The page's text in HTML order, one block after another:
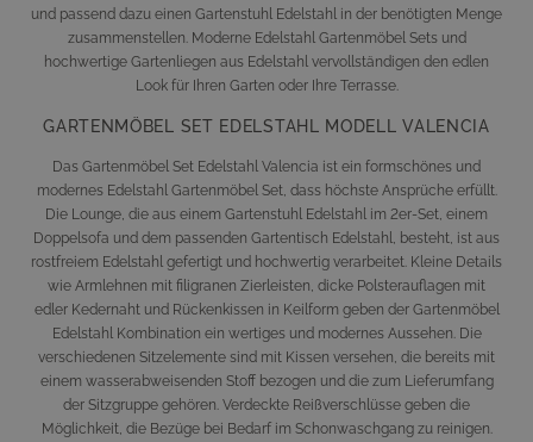
und passend dazu einen Gartenstuhl Edelstahl in der benötigten Menge
zusammenstellen. Moderne Edelstahl Gartenmöbel Sets und
hochwertige Gartenliegen aus Edelstahl vervollständigen den edlen
Look für Ihren Garten oder Ihre Terrasse.
GARTENMÖBEL SET EDELSTAHL MODELL VALENCIA
Das Gartenmöbel Set Edelstahl Valencia ist ein formschönes und
modernes Edelstahl Gartenmöbel Set, dass höchste Ansprüche erfüllt.
Die Lounge, die aus einem Gartenstuhl Edelstahl im 2er-Set, einem
Doppelsofa und dem passenden Gartentisch Edelstahl, besteht, ist aus
rostfreiem Edelstahl gefertigt und hochwertig verarbeitet. Kleine Details
wie Armlehnen mit filigranen Zierleisten, dicke Polsterauflagen mit
edler Kedernaht und Rückenkissen in Keilform geben der Gartenmöbel
Edelstahl Kombination ein wertiges und modernes Aussehen. Die
verschiedenen Sitzelemente sind mit Kissen versehen, die bereits mit
einem wasserabweisenden Stoff bezogen und die zum Lieferumfang
der Sitzgruppe gehören. Verdeckte Reißverschlüsse geben die
Möglichkeit, die Bezüge bei Bedarf im Schonwaschgang zu reinigen.